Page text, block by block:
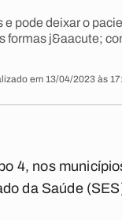
pode deixar o
formas j&aacute;
em 13/04/2023 às
4, nos
da Saúde